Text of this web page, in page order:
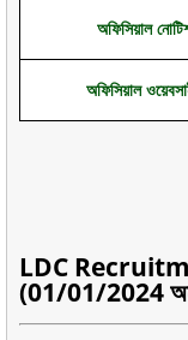
অফিসিয়াল
অফিসিয়াল
LDC
(01/01/2024